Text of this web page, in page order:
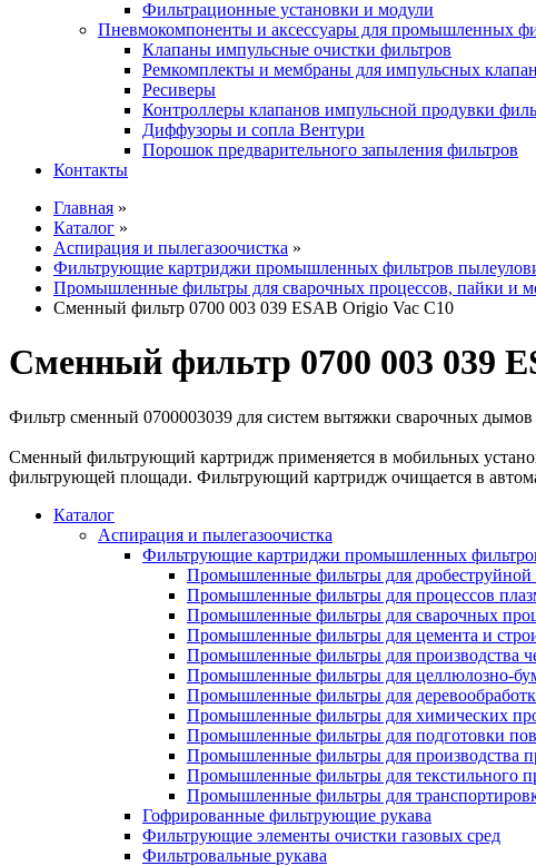
Фильтрационные установки и модули
Пневмокомпоненты и аксессуары для промышленных
Клапаны импульсные очистки фильтров
Ремкомплекты и мембраны для импульсных
Ресиверы
Контроллеры клапанов импульсной продувки
Диффузоры и сопла Вентури
Порошок предварительного запыления фильтров
Контакты
Главная »
Каталог »
Аспирация и пылегазоочистка »
Фильтрующие картриджи промышленных фильтров
Промышленные фильтры для сварочных процессов, пайки и
Сменный фильтр 0700 003 039 ESAB Origio Vac C10
Сменный фильтр 0700 003 039
Фильтр сменный 0700003039 для систем вытяжки сварочных
Сменный фильтрующий картридж применяется в мобильных
фильтрующей площади. Фильтрующий картридж очищается в
Каталог
Аспирация и пылегазоочистка
Фильтрующие картриджи промышленных
Промышленные фильтры для дробеструйной
Промышленные фильтры для процессов
Промышленные фильтры для сварочных
Промышленные фильтры для цемента и
Промышленные фильтры для производства
Промышленные фильтры для целлюлозно-
Промышленные фильтры для
Промышленные фильтры для химических
Промышленные фильтры для подготовки
Промышленные фильтры для производства
Промышленные фильтры для текстильного
Промышленные фильтры для
Гофрированные фильтрующие рукава
Фильтрующие элементы очистки газовых сред
Фильтровальные рукава